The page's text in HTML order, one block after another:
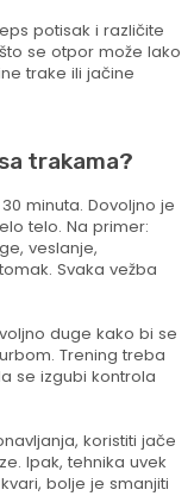
potisak i različite
se otpor može lako
trake ili jačine
trakama?
minuta. Dovoljno je
telo. Na primer:
veslanje,
Svaka vežba
duge kako bi se
Trening treba
se izgubi kontrola
koristiti jače
Ipak, tehnika uvek
bolje je smanjiti